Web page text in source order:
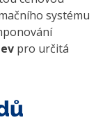
systému
pro určitá